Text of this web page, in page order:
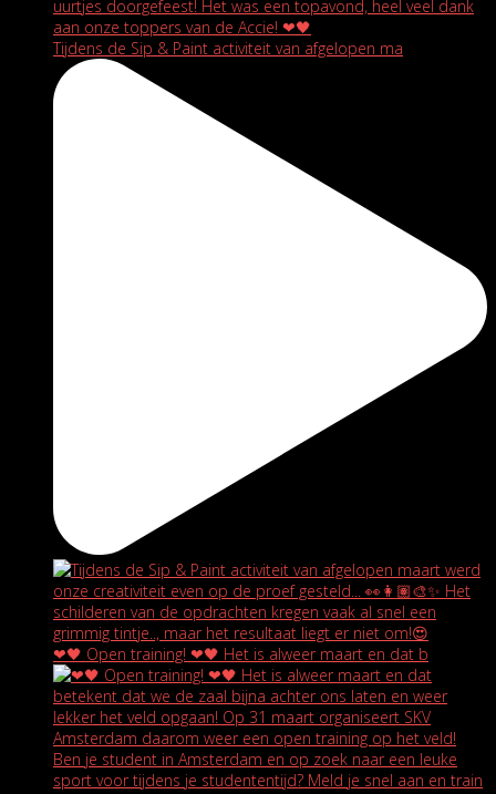
Tijdens de Sip & Paint activiteit van afgelopen ma
❤🖤 Open training! ❤🖤 Het is alweer maart en dat b